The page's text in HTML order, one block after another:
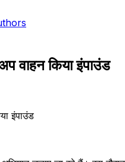
वाहन किया इंपाउंड
इंपाउंड